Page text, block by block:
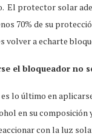
El protector solar
70% de su
volver a echarte
el bloqueador no
lo último en
en su composición
con la luz